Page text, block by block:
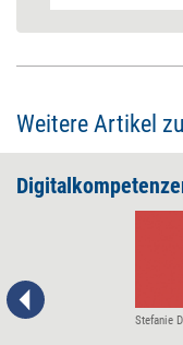
Weitere Artikel
Stefanie